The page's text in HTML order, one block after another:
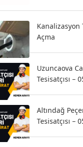
Kanalizasyon
Açma
Uzuncaova
Tesisatçısı –
Altındağ
Tesisatçısı –